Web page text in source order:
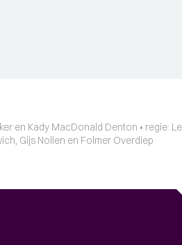
en Kady MacDonald Denton • regie:
Gijs Nollen en Folmer Overdiep